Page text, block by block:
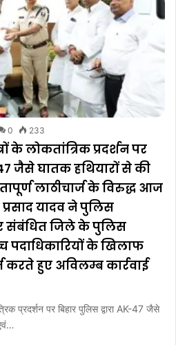
0 233
के लोकतांत्रिक प्रदर्शन पर
47 जैसे घातक हथियारों से की
लाठीचार्ज के विरुद्ध आज
प्रसाद यादव ने पुलिस
संबंधित जिले के पुलिस
पदाधिकारियों के खिलाफ
हुए अविलम्ब कार्रवाई
प्रदर्शन पर बिहार पुलिस द्वारा AK-47 जैसे